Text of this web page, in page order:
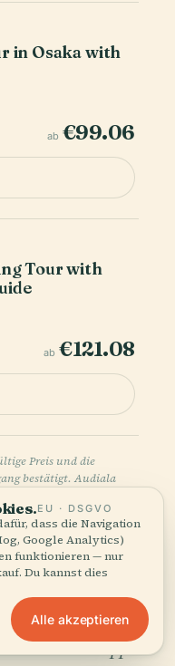
in Osaka with
ab €99.06
Tour with
ab €121.08
Preis und die
bestätigt. Audiala
in der App
EU · DSGVO
dass die Navigation
Google Analytics)
funktionieren — nur
Du kannst dies
Alle akzeptieren